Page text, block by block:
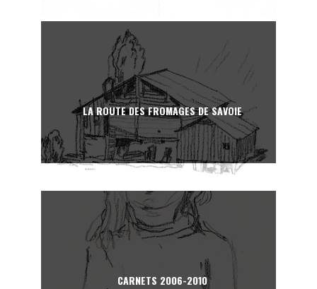
LA ROUTE DES FROMAGES DE SAVOIE
CARNETS 2006-2010